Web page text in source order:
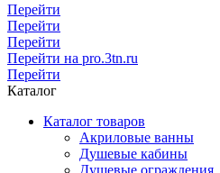
Перейти
Перейти
Перейти
Перейти на pro.3tn.ru
Перейти
Каталог
Каталог товаров
Акриловые ванны
Душевые кабины
Душевые ограждения